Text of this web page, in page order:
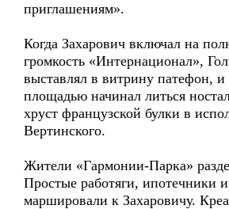
приглашениям».
Когда Захарович включал на
громкость «Интернационал»,
выставлял в витрину патефон, и
площадью начинал литься
хруст французской булки в
Вертинского.
Жители «Гармонии-Парка»
Простые работяги, ипотечники
маршировали к Захаровичу.